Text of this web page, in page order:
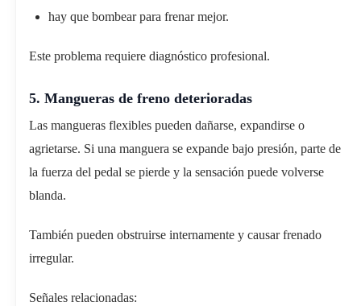
hay que bombear para frenar mejor.
Este problema requiere diagnóstico profesional.
5. Mangueras de freno deterioradas
Las mangueras flexibles pueden dañarse, expandirse o
agrietarse. Si una manguera se expande bajo presión, parte de
la fuerza del pedal se pierde y la sensación puede volverse
blanda.
También pueden obstruirse internamente y causar frenado
irregular.
Señales relacionadas: